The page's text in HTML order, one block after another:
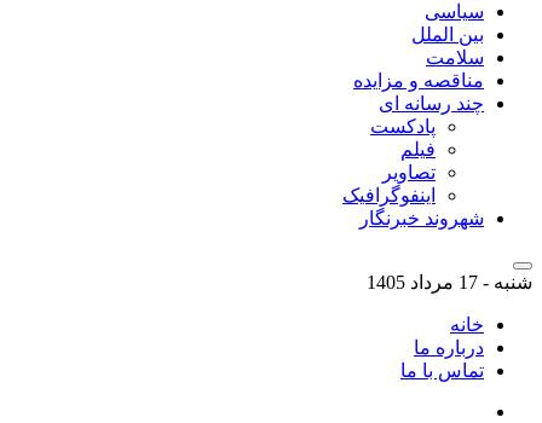
سیاسی
بین الملل
سلامت
مناقصه و مزایده
چند رسانه ای
پادکست
فیلم
تصاویر
اینفوگرافیک
شهروند خبرنگار
شنبه - 17 مرداد 1405
خانه
درباره ما
تماس با ما